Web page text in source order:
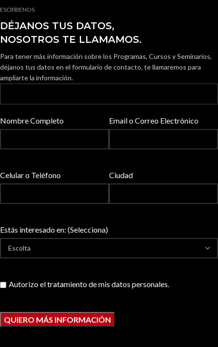
ESCRÍBENOS
DÉJANOS TUS DATOS,
NOSOTROS TE LLAMAMOS.
Para tener más información sobre los Programas, Cursos y Seminarios,
déjanos tus datos en el formulario de contacto, te llamaremos para
ampliarte la información.
Nombre Completo Email o Correo Electrónico
Celular o Teléfono Ciudad
Estás interesado en: (Selecciona)
Autorizo el tratamiento de mis datos personales.